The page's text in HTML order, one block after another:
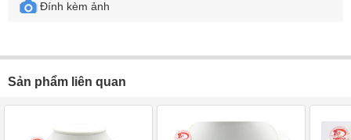
Đính kèm ảnh
Sản phẩm liên quan